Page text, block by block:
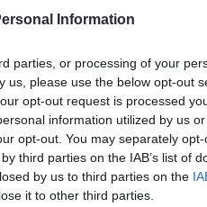
Information
parties, or processing of your
us, please use the below opt-out
opt-out request is processed
information utilized by us
opt-out. You may separately
third parties on the IAB’s list of
by us to third parties on the
it to other third parties.
εκτόξευσαν
σε
Βηρυτού,
Τεχεράνη, με